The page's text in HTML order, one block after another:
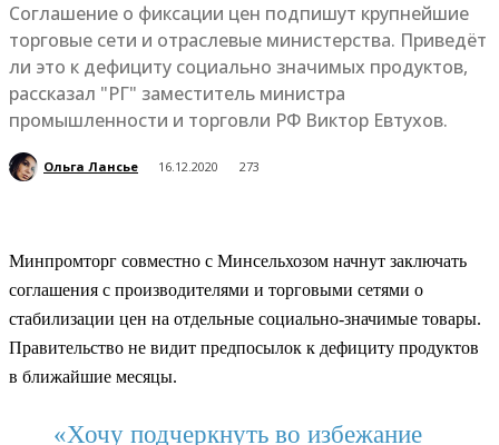
Соглашение о фиксации цен подпишут крупнейшие
торговые сети и отраслевые министерства. Приведёт
ли это к дефициту социально значимых продуктов,
рассказал "РГ" заместитель министра
промышленности и торговли РФ Виктор Евтухов.
Ольга Лансье 16.12.2020 273
Минпромторг совместно с Минсельхозом начнут заключать
соглашения с производителями и торговыми сетями о
стабилизации цен на отдельные социально-значимые товары.
Правительство не видит предпосылок к дефициту продуктов
в ближайшие месяцы.
«Хочу подчеркнуть во избежание